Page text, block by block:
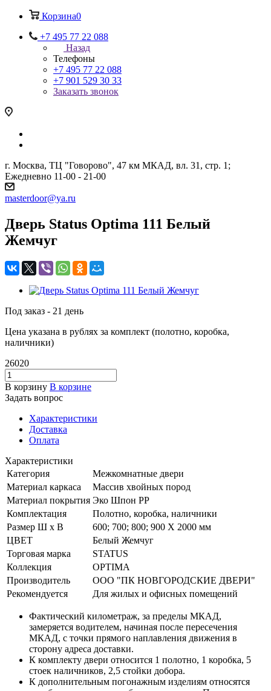
Корзина0
+7 495 77 22 088
Назад
Телефоны
+7 495 77 22 088
+7 901 529 30 33
Заказать звонок
г. Москва, ТЦ "Говорово", 47 км МКАД, вл. 31, стр. 1;
Ежедневно 11-00 - 21-00
masterdoor@ya.ru
Дверь Status Optima 111 Белый
Жемчуг
Под заказ - 21 день
Цена указана в рублях за комплект (полотно, коробка,
наличники)
26020
В корзину В корзине
Задать вопрос
Характеристики
Доставка
Оплата
Характеристики
Категория
Межкомнатные двери
Материал каркаса
Массив хвойных пород
Материал покрытия Эко Шпон РР
Комплектация
Полотно, коробка, наличники
Размер Ш х В
600; 700; 800; 900 Х 2000 мм
ЦВЕТ
Белый Жемчуг
Торговая марка
STATUS
Коллекция
OPTIMA
Производитель
ООО "ПК НОВГОРОДСКИЕ ДВЕРИ"
Рекомендуется
Для жилых и офисных помещений
Фактический километраж, за пределы МКАД,
замеряется водителем, начиная после пересечения
МКАД, с точки прямого наплавления движения в
сторону адреса доставки.
К комплекту двери относится 1 полотно, 1 коробка, 5
стоек наличников, 2,5 стойки добора.
К дополнительным погонажным изделиям относятся